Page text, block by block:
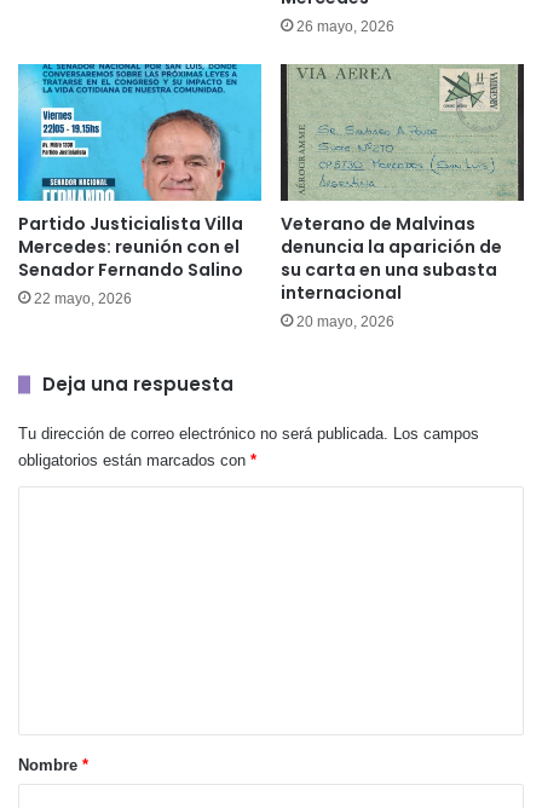
26 mayo, 2026
Partido Justicialista Villa
Mercedes: reunión con el
Senador Fernando Salino
22 mayo, 2026
Veterano de Malvinas
denuncia la aparición de
su carta en una subasta
internacional
20 mayo, 2026
Deja una respuesta
Tu dirección de correo electrónico no será publicada. Los campos
obligatorios están marcados con *
rNombre *